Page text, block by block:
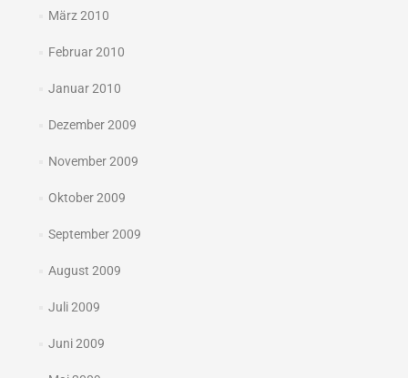
März 2010
Februar 2010
Januar 2010
Dezember 2009
November 2009
Oktober 2009
September 2009
August 2009
Juli 2009
Juni 2009